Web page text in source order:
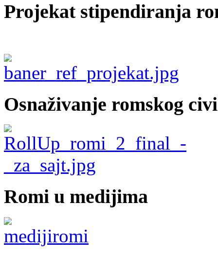
Projekat stipendiranja
Osnaživanje romskog
Romi u medijima